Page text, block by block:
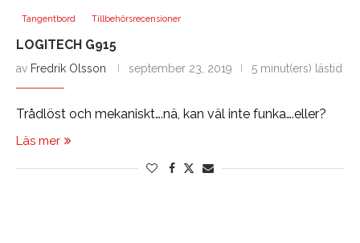
Tangentbord Tillbehörsrecensioner
LOGITECH G915
av Fredrik Olsson september 23, 2019 5 minut(ers) lästid
Trådlöst och mekaniskt….nä, kan väl inte funka….eller?
Läs mer